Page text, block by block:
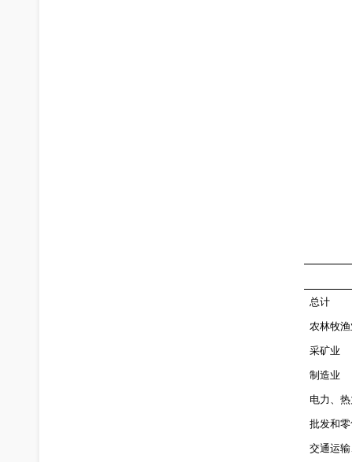
总计
农林牧渔
采矿业
制造业
电力、
批发和
交通运